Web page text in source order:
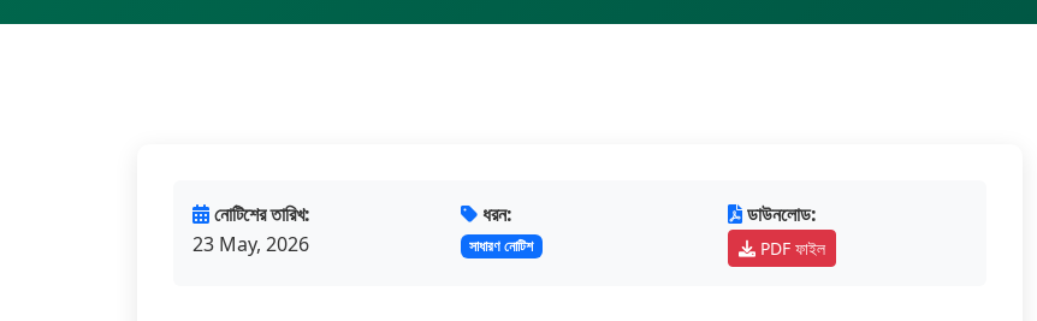
নোটিশের তারিখ:
23 May, 2026
ধরন:
সাধারণ নোটিশ
ডাউনলোড:
PDF ফাইল